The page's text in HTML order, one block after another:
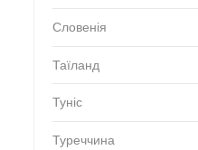
Словенія
Таїланд
Туніс
Туреччина